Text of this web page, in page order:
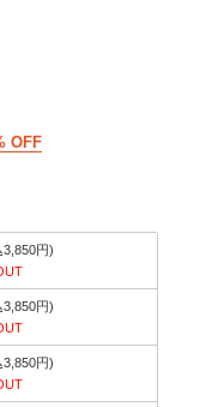
OFF
円)
円)
円)